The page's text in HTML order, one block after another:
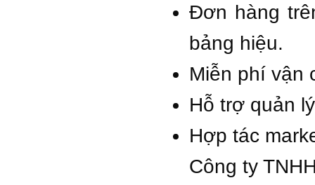
Đơn hàng
bảng hiệu.
Miễn phí vận
Hỗ trợ quản
Hợp tác
Công ty